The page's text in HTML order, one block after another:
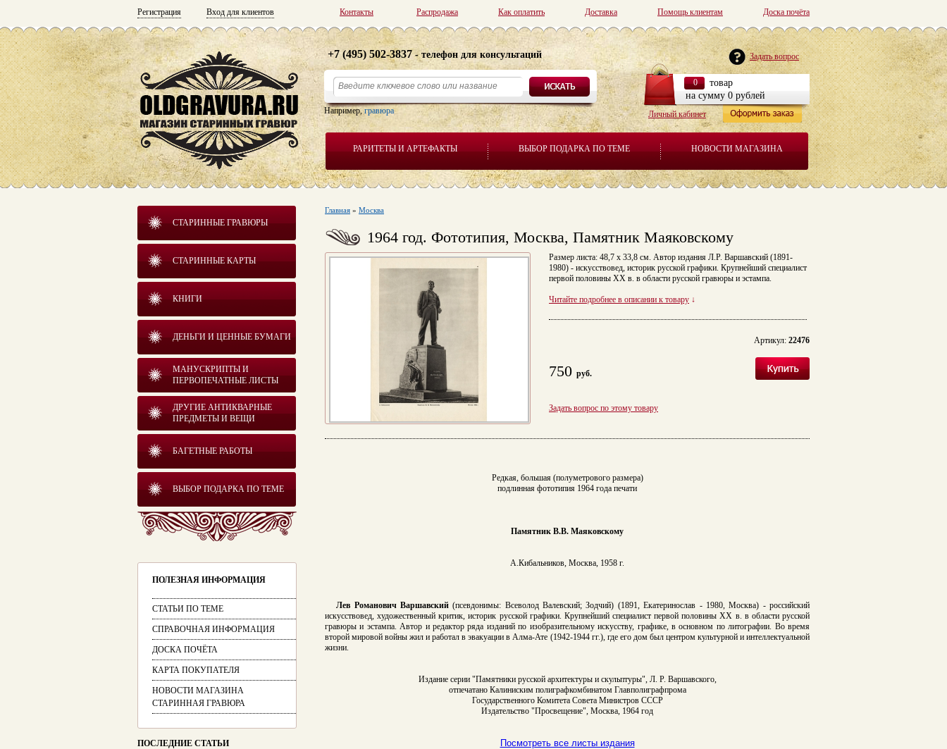
Регистрация Вход для клиентов Доска почёта
Помощь клиентам
Доставка
Как оплатить
Распродажа
Контакты
РАРИТЕТЫ И АРТЕФАКТЫ ВЫБОР ПОДАРКА ПО ТЕМЕ НОВОСТИ МАГАЗИНА
Личный кабинет
+7 (495) 502-3837- телефон для консультаций Задать вопрос
Например, гравюра
0
товар
на сумму 0 рублей
СТАРИННЫЕ ГРАВЮРЫ
СТАРИННЫЕ КАРТЫ
КНИГИ
ДЕНЬГИ И ЦЕННЫЕ БУМАГИ
МАНУСКРИПТЫ И
ПЕРВОПЕЧАТНЫЕ ЛИСТЫ
ДРУГИЕ АНТИКВАРНЫЕ
ПРЕДМЕТЫ И ВЕЩИ
БАГЕТНЫЕ РАБОТЫ
ВЫБОР ПОДАРКА ПО ТЕМЕ
ПОЛЕЗНАЯ ИНФОРМАЦИЯ
СТАТЬИ ПО ТЕМЕ
СПРАВОЧНАЯ ИНФОРМАЦИЯ
ДОСКА ПОЧЁТА
КАРТА ПОКУПАТЕЛЯ
НОВОСТИ МАГАЗИНА
СТАРИННАЯ ГРАВЮРА
ПОСЛЕДНИЕ СТАТЬИ
Главная » Москва
1964 год. Фототипия, Москва, Памятник Маяковскому
Размер листа: 48,7 х 33,8 см. Автор издания Л.Р. Варшавский (1891-
1980) - искусствовед, историк русской графики. Крупнейший специалист
первой половины ХХ в. в области русской гравюры и эстампа.
Читайте подробнее в описании к товару ↓
750 руб.
Артикул: 22476
Задать вопрос по этому товару
Редкая, большая (полуметрового размера)
подлинная фототипия 1964 года печати
Памятник В.В. Маяковскому
А.Кибальников, Москва, 1958 г.
Лев Романович Варшавский(псевдонимы: Всеволод Валевский; Зодчий) (1891, Екатеринослав - 1980, Москва) - российский
искусствовед, художественный критик, историк русской графики. Крупнейший специалист первой половины ХХ в. в области русской
гравюры и эстампа. Автор и редактор ряда изданий по изобразительному искусству, графике, в основном по литографии. Во время
второй мировой войны жил и работал в эвакуации в Алма-Ате (1942-1944 гг.), где его дом был центром культурной и интеллектуальной
жизни.
Издание серии "Памятники русской архитектуры и скульптуры", Л. Р. Варшавского,
отпечатано Калиниским полиграфкомбинатом Главполиграфпрома
Государственного Комитета Совета Министров СССР
Издательство "Просвещение", Москва, 1964 год
Посмотреть все листы издания